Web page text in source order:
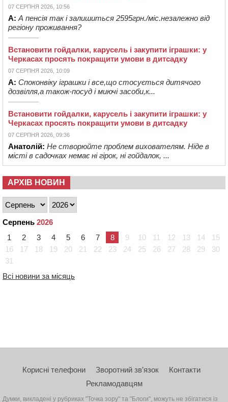
07 СЕРПНЯ 2026, 10:56
А: А пенсія так і залишиться 2595грн./міс.незалежно від
регіону проживання?
Встановити гойдалки, карусель і закупити іграшки: у
Черкасах просять покращити умови в дитсадку
07 СЕРПНЯ 2026, 10:09
А: Споконвіку іграшки і все,що стосується дитячого
дозвілля,а також-посуд і миючі засоби,к...
Встановити гойдалки, карусель і закупити іграшки: у
Черкасах просять покращити умови в дитсадку
07 СЕРПНЯ 2026, 09:36
Анатолій: Не створюйте проблем вихователям. Ніде в
місті в садочках немає ні гірок, ні гойдалок, ...
АРХІВ НОВИН
Серпень 2026
1
2 3 4 5 6 7 8 9 10 11 12 13 14
15
16
17 18 19 20 21 22 23 24 25 26 27 28 29
30
31
Всі новини за місяць
Корисні телефони Зворотний зв’язок
Контакти
Рекламодавцям
Думки, викладені у рубриках "Точка зору" та "Блоги", можуть не збігатися із